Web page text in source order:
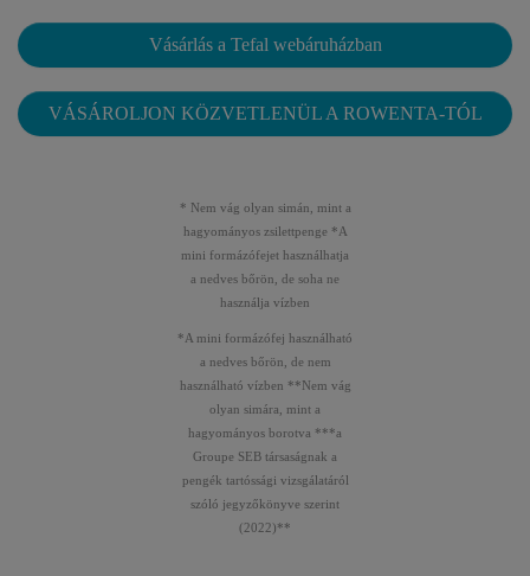
Vásárlás a Tefal webáruházban
VÁSÁROLJON KÖZVETLENÜL A ROWENTA-TÓL
* Nem vág olyan simán, mint a
hagyományos zsilettpenge *A
mini formázófejet használhatja
a nedves bőrön, de soha ne
használja vízben
*A mini formázófej használható
a nedves bőrön, de nem
használható vízben **Nem vág
olyan simára, mint a
hagyományos borotva ***a
Groupe SEB társaságnak a
pengék tartóssági vizsgálatáról
szóló jegyzőkönyve szerint
(2022)**